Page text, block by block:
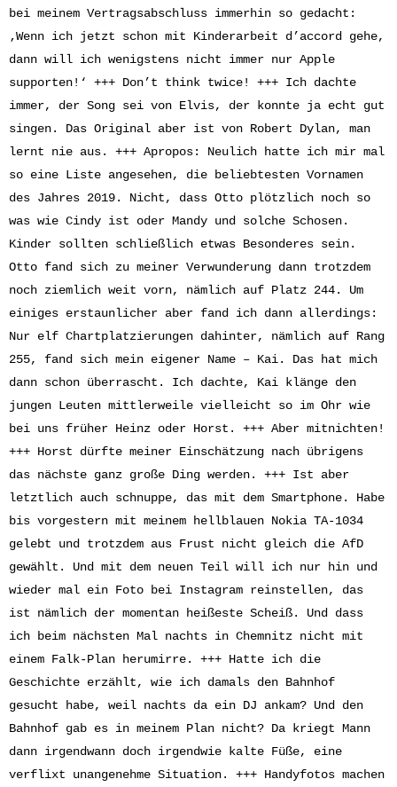
bei meinem Vertragsabschluss immerhin so gedacht:
‚Wenn ich jetzt schon mit Kinderarbeit d’accord gehe,
dann will ich wenigstens nicht immer nur Apple
supporten!‘ +++ Don’t think twice! +++ Ich dachte
immer, der Song sei von Elvis, der konnte ja echt gut
singen. Das Original aber ist von Robert Dylan, man
lernt nie aus. +++ Apropos: Neulich hatte ich mir mal
so eine Liste angesehen, die beliebtesten Vornamen
des Jahres 2019. Nicht, dass Otto plötzlich noch so
was wie Cindy ist oder Mandy und solche Schosen.
Kinder sollten schließlich etwas Besonderes sein.
Otto fand sich zu meiner Verwunderung dann trotzdem
noch ziemlich weit vorn, nämlich auf Platz 244. Um
einiges erstaunlicher aber fand ich dann allerdings:
Nur elf Chartplatzierungen dahinter, nämlich auf Rang
255, fand sich mein eigener Name – Kai. Das hat mich
dann schon überrascht. Ich dachte, Kai klänge den
jungen Leuten mittlerweile vielleicht so im Ohr wie
bei uns früher Heinz oder Horst. +++ Aber mitnichten!
+++ Horst dürfte meiner Einschätzung nach übrigens
das nächste ganz große Ding werden. +++ Ist aber
letztlich auch schnuppe, das mit dem Smartphone. Habe
bis vorgestern mit meinem hellblauen Nokia TA-1034
gelebt und trotzdem aus Frust nicht gleich die AfD
gewählt. Und mit dem neuen Teil will ich nur hin und
wieder mal ein Foto bei Instagram reinstellen, das
ist nämlich der momentan heißeste Scheiß. Und dass
ich beim nächsten Mal nachts in Chemnitz nicht mit
einem Falk-Plan herumirre. +++ Hatte ich die
Geschichte erzählt, wie ich damals den Bahnhof
gesucht habe, weil nachts da ein DJ ankam? Und den
Bahnhof gab es in meinem Plan nicht? Da kriegt Mann
dann irgendwann doch irgendwie kalte Füße, eine
verflixt unangenehme Situation. +++ Handyfotos machen